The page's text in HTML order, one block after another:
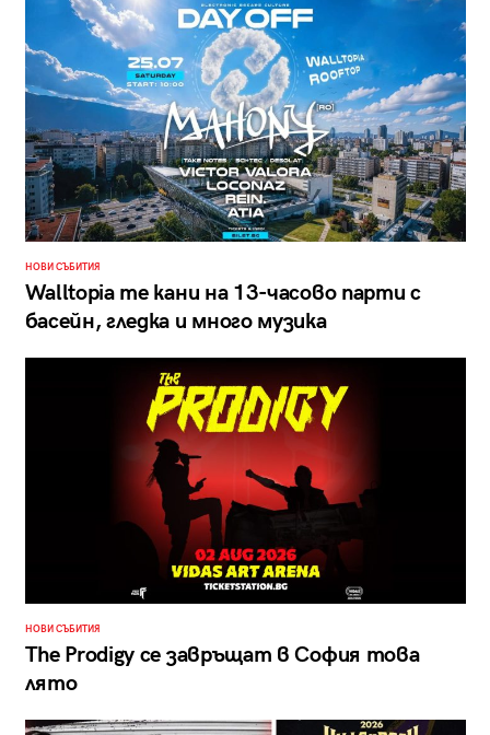
НОВИ СЪБИТИЯ
Walltopia те кани на 13-часово парти с
басейн, гледка и много музика
НОВИ СЪБИТИЯ
The Prodigy се завръщат в София това
лято